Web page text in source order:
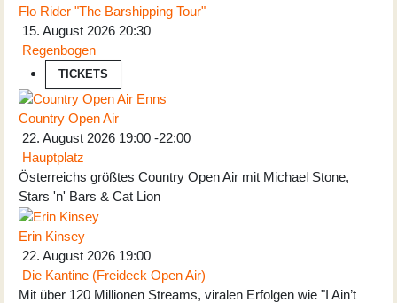
Flo Rider "The Barshipping Tour"
15. August 2026 20:30
Regenbogen
TICKETS
Country Open Air
22. August 2026 19:00 -22:00
Hauptplatz
Österreichs größtes Country Open Air mit Michael Stone,
Stars 'n' Bars & Cat Lion
Erin Kinsey
22. August 2026 19:00
Die Kantine (Freideck Open Air)
Mit über 120 Millionen Streams, viralen Erfolgen wie "I Ain’t